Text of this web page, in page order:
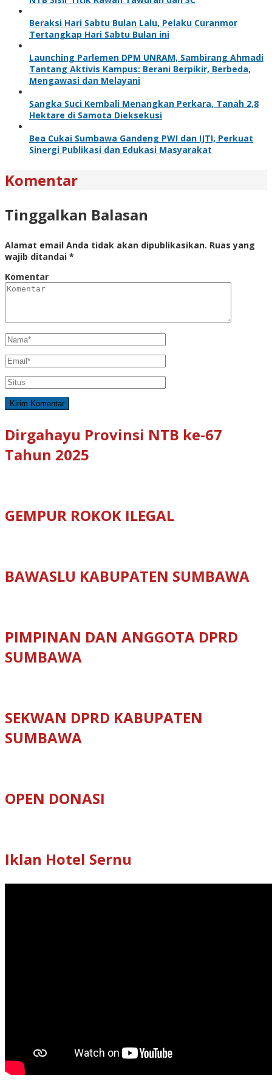
Beraksi Hari Sabtu Bulan Lalu, Pelaku Curanmor
Tertangkap Hari Sabtu Bulan ini
Launching Parlemen DPM UNRAM, Sambirang Ahmadi
Tantang Aktivis Kampus: Berani Berpikir, Berbeda,
Mengawasi dan Melayani
Sangka Suci Kembali Menangkan Perkara, Tanah 2,8
Hektare di Samota Dieksekusi
Bea Cukai Sumbawa Gandeng PWI dan IJTI, Perkuat
Sinergi Publikasi dan Edukasi Masyarakat
Komentar
Tinggalkan Balasan
Alamat email Anda tidak akan dipublikasikan. Ruas yang
wajib ditandai *
Komentar
Dirgahayu Provinsi NTB ke-67
Tahun 2025
GEMPUR ROKOK ILEGAL
BAWASLU KABUPATEN SUMBAWA
PIMPINAN DAN ANGGOTA DPRD
SUMBAWA
SEKWAN DPRD KABUPATEN
SUMBAWA
OPEN DONASI
Iklan Hotel Sernu